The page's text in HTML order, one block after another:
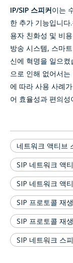
IP/SIP 스피커이는
한 추가 기능입니
용자 친화성 및 비
방송 시스템, 스마
신에 혁명을 일으
으로 인해 없어서
에 따라 사용 사례
어 효율성과 편의
네트워크 액티브
SIP 네트워크 액
SIP 네트워크 액
SIP 프로토콜 재
SIP 프로토콜 재
SIP 네트워크 스